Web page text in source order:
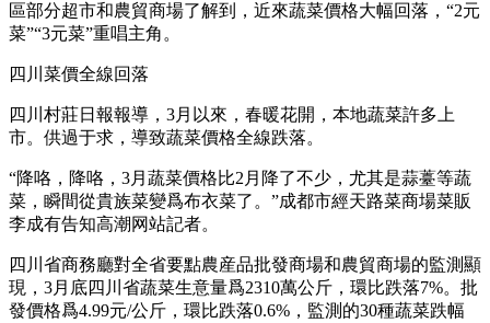
區部分超市和農貿商場了解到，近來蔬菜價格大幅回落，“2元
菜”“3元菜”重唱主角。
四川菜價全線回落
四川村莊日報報導，3月以來，春暖花開，本地蔬菜許多上
市。供過于求，導致蔬菜價格全線跌落。
“降咯，降咯，3月蔬菜價格比2月降了不少，尤其是蒜薹等蔬
菜，瞬間從貴族菜變爲布衣菜了。”成都市經天路菜商場菜販
李成有告知高潮网站記者。
四川省商務廳對全省要點農産品批發商場和農貿商場的監測顯
現，3月底四川省蔬菜生意量爲2310萬公斤，環比跌落7%。批
發價格爲4.99元/公斤，環比跌落0.6%，監測的30種蔬菜跌幅